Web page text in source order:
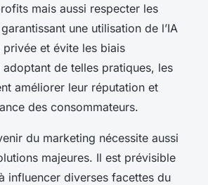
mais aussi respecter les
une utilisation de l’IA
et évite les biais
de telles pratiques, les
améliorer leur réputation et
des consommateurs.
du marketing nécessite aussi
majeures. Il est prévisible
influencer diverses facettes du